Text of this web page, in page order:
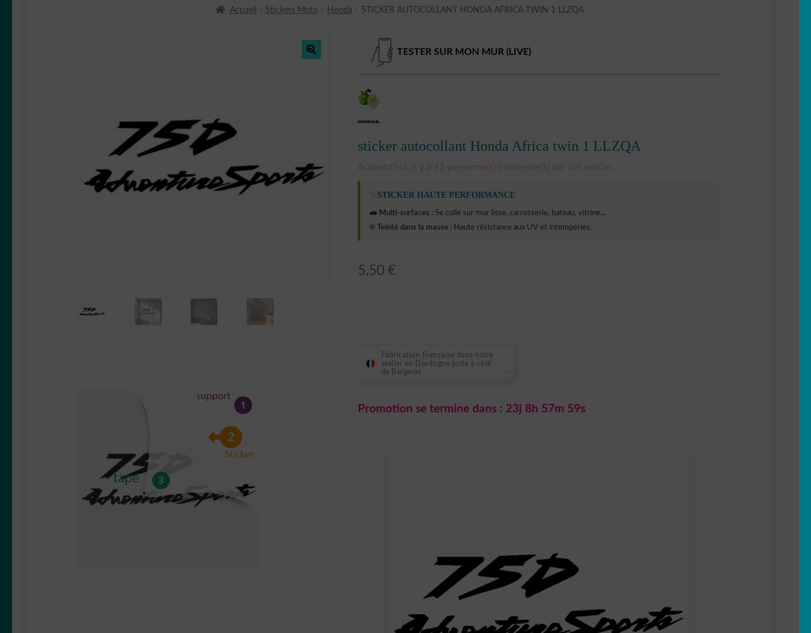
Accueil Stickers Moto Honda STICKER AUTOCOLLANT HONDA AFRICA TWIN 1 LLZQA
TESTER SUR MON MUR (LIVE)
sticker autocollant Honda Africa twin 1 LLZQA
Aujourd'hui, il y a 12 personne(s) intéressée(s) par cet article.
STICKER HAUTE PERFORMANCE
🚗 Multi-surfaces : Se colle sur mur lisse, carrosserie, bateau, vitrine...
☀️ Teinté dans la masse : Haute résistance aux UV et intempéries.
5,50 €
Fabrication Française dans notre
atelier en Dordogne juste à côté
de Bergerac
Promotion se termine dans : 23j 8h 57m 57s